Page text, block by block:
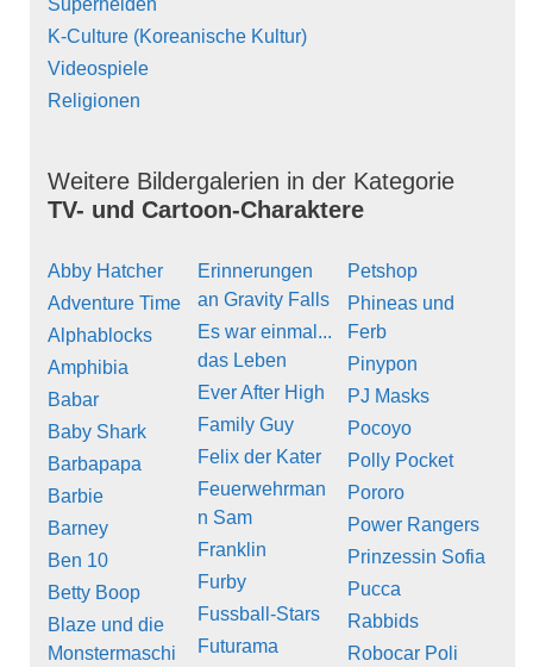
Superhelden
K-Culture (Koreanische Kultur)
Videospiele
Religionen
Weitere Bildergalerien in der Kategorie
TV- und Cartoon-Charaktere
Abby Hatcher
Adventure Time
Alphablocks
Amphibia
Babar
Baby Shark
Barbapapa
Barbie
Barney
Ben 10
Betty Boop
Blaze und die
Monstermaschi
Erinnerungen
an Gravity Falls
Es war einmal...
das Leben
Ever After High
Family Guy
Felix der Kater
Feuerwehrman
n Sam
Franklin
Furby
Fussball-Stars
Futurama
Petshop
Phineas und
Ferb
Pinypon
PJ Masks
Pocoyo
Polly Pocket
Pororo
Power Rangers
Prinzessin Sofia
Pucca
Rabbids
Robocar Poli